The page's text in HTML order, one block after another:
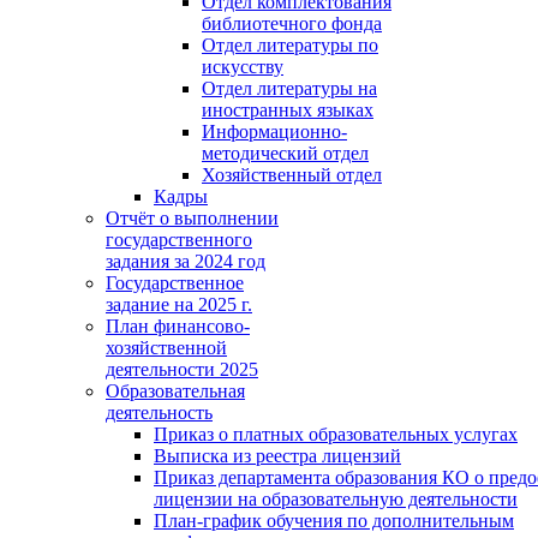
библиотечного фонда
Отдел литературы по
искусству
Отдел литературы на
иностранных языках
Информационно-
методический отдел
Хозяйственный отдел
Кадры
Отчёт о выполнении
государственного
задания за 2024 год
Государственное
задание на 2025 г.
План финансово-
хозяйственной
деятельности 2025
Образовательная
деятельность
Приказ о платных образовательных услугах
Выписка из реестра лицензий
Приказ департамента образования КО о
лицензии на образовательную деятельности
План-график обучения по дополнительным